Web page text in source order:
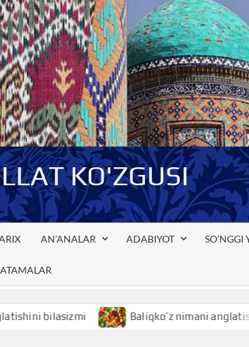
KO'ZGUSI
AN’ANALAR ADABIYOT SO’NGGI
bilasizmi Baliqko’z nimani anglatishini